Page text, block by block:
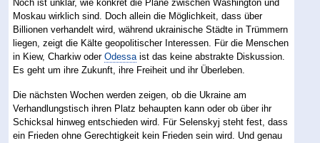
Noch ist unklar, wie konkret die Pläne zwischen Washington und
Moskau wirklich sind. Doch allein die Möglichkeit, dass über
Billionen verhandelt wird, während ukrainische Städte in Trümmern
liegen, zeigt die Kälte geopolitischer Interessen. Für die Menschen
in Kiew, Charkiw oderOdessaist das keine abstrakte Diskussion.
Es geht um ihre Zukunft, ihre Freiheit und ihr Überleben.
Die nächsten Wochen werden zeigen, ob die Ukraine am
Verhandlungstisch ihren Platz behaupten kann oder ob über ihr
Schicksal hinweg entschieden wird. Für Selenskyj steht fest, dass
ein Frieden ohne Gerechtigkeit kein Frieden sein wird. Und genau